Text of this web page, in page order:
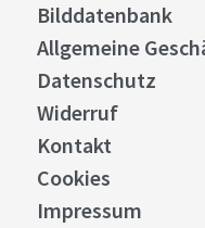
Bilddatenbank
Allgemeine
Datenschutz
Widerruf
Kontakt
Cookies
Impressum